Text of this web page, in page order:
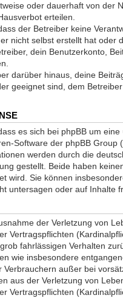
oder dauerhaft von der
erteilen.
der Betreiber keine
nicht selbst erstellt hat oder
dein Benutzerkonto,
darüber hinaus, deine
geeignet sind, dem
es sich bei phpBB um
Software der phpBB Group
werden durch die
gestellt. Beide haben
wird. Sie können
untersagen oder auf Inhalte
der Verletzung von
Vertragspflichten
fahrlässigen Verhalten
wie insbesondere
Verbrauchern außer bei
aus der Verletzung von
Vertragspflichten